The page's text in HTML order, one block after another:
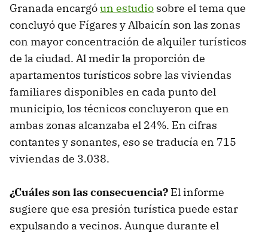
Granada encargóun estudio sobre el tema que
concluyó que Fígares y Albaicín son las zonas
con mayor concentración de alquiler turísticos
de la ciudad. Al medir la proporción de
apartamentos turísticos sobre las viviendas
familiares disponibles en cada punto del
municipio, los técnicos concluyeron que en
ambas zonas alcanzaba el 24%. En cifras
contantes y sonantes, eso se traducía en 715
viviendas de 3.038.
¿Cuáles son las consecuencia? El informe
sugiere que esa presión turística puede estar
expulsando a vecinos. Aunque durante el